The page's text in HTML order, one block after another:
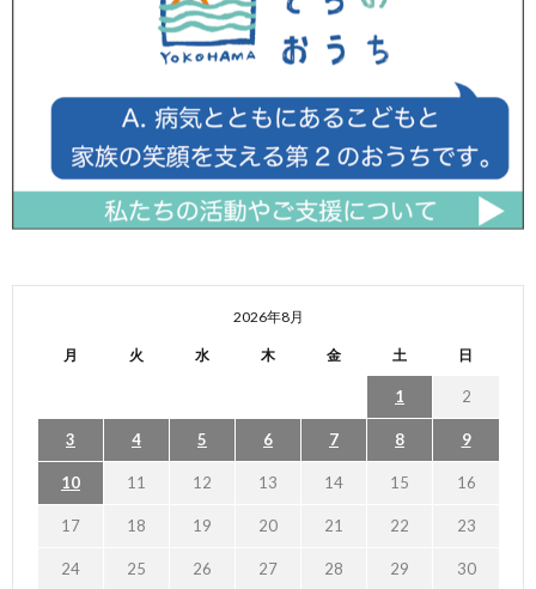
2026年8月
月 火 水 木 金 土 日
1 2
3 4 5 6 7 8 9
10 11 12 13 14 15 16
17 18 19 20 21 22 23
24 25 26 27 28 29 30